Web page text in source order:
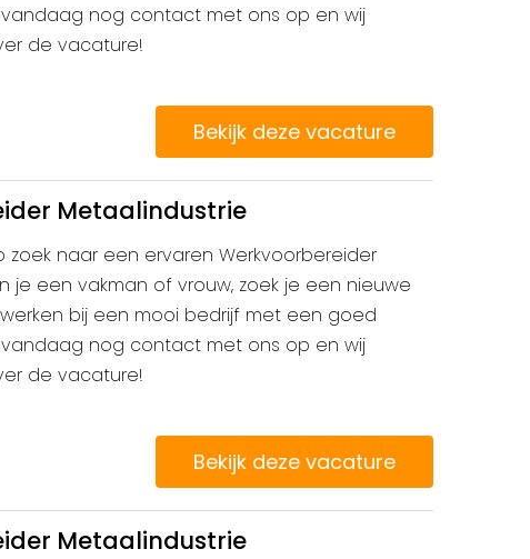
vandaag nog contact met ons op en wij
de vacature!
Bekijk deze vacature
Metaalindustrie
zoek naar een ervaren Werkvoorbereider
je een vakman of vrouw, zoek je een nieuwe
bij een mooi bedrijf met een goed
vandaag nog contact met ons op en wij
de vacature!
Bekijk deze vacature
Metaalindustrie